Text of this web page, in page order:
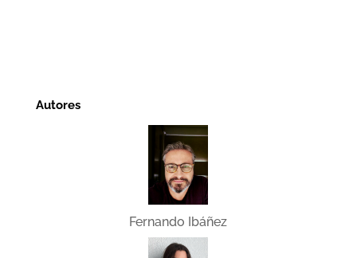
Autores
Fernando Ibáñez